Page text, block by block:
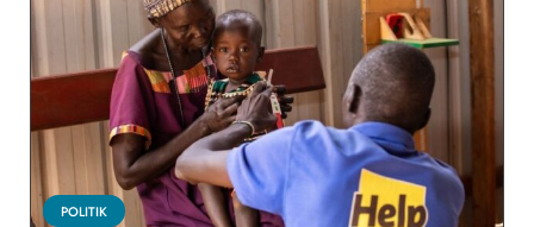
POLITIK